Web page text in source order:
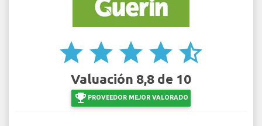
star star star star star_half
Valuación 8,8 de 10
emoji_events PROVEEDOR MEJOR VALORADO